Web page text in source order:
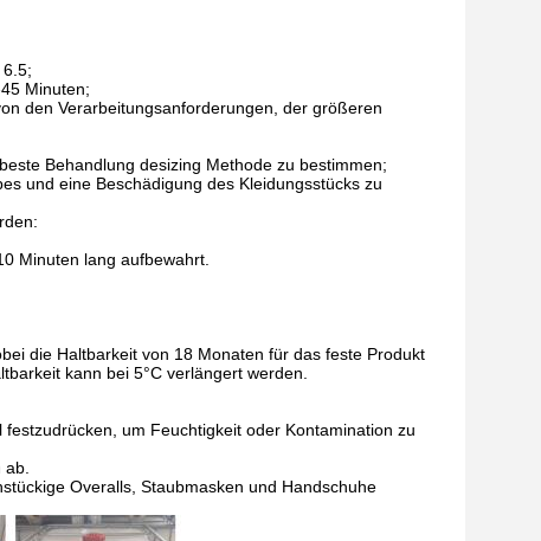
Minuten;
den Verarbeitungsanforderungen, der größeren
Behandlung desizing Methode zu bestimmen;
und eine Beschädigung des Kleidungsstücks zu
Minuten lang aufbewahrt.
die Haltbarkeit von 18 Monaten für das feste Produkt
kann bei 5°C verlängert werden.
um Feuchtigkeit oder Kontamination zu
Overalls, Staubmasken und Handschuhe